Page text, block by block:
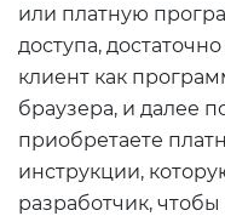
или платную
доступа,
клиент как
браузера, и далее
приобретаете
инструкции,
разработчик, чтобы